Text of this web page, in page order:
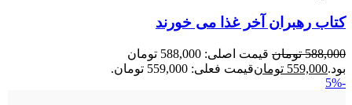
کتاب رهبران آخر غذا می خورند
588,000 تومان
قیمت اصلی: 588,000 تومان
بود.559,000 تومانقیمت فعلی: 559,000 تومان.
-5%